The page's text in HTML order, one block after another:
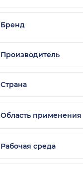
Бренд
Производитель
Страна
Область применения
Рабочая среда